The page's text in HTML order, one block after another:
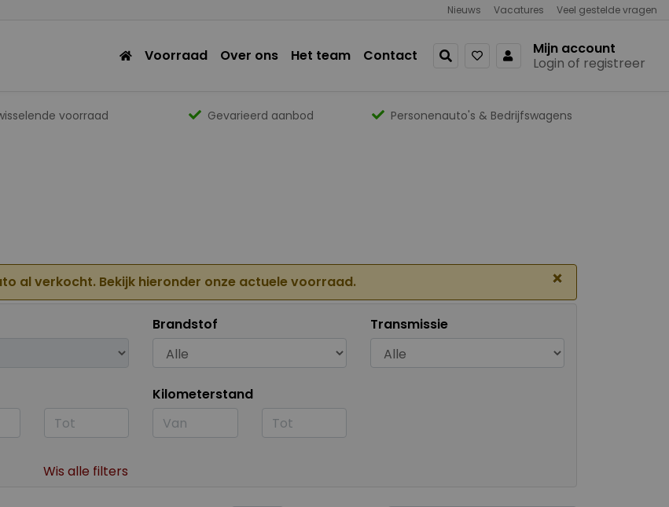
Nieuws Vacatures Veel gestelde vragen
Voorraad Over ons Het team Contact
Mijn account
Login of registreer
voorraad Gevarieerd aanbod Personenauto's & Bedrijfswagens
al verkocht. Bekijk hieronder onze actuele voorraad. ×
Brandstof Transmissie
Kilometerstand
Wis alle filters